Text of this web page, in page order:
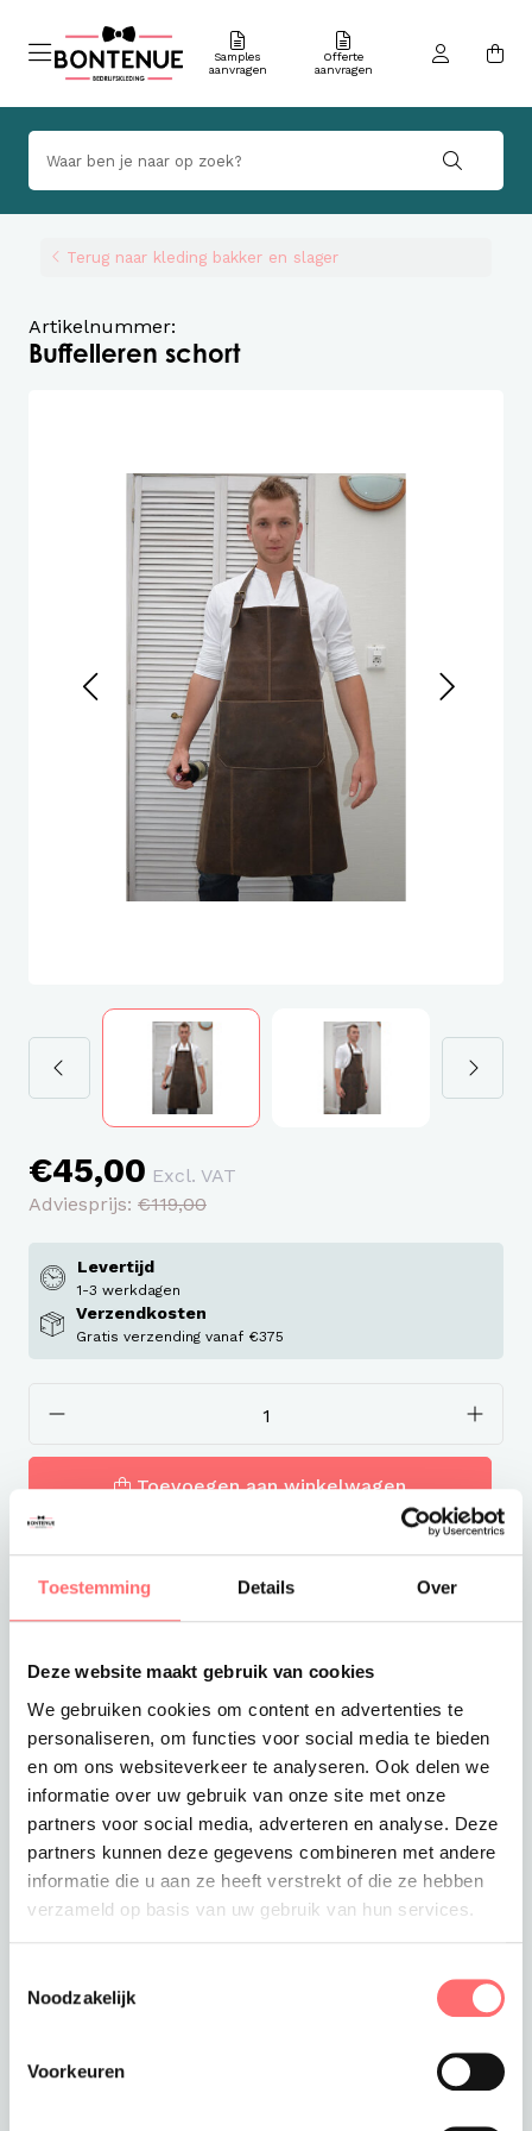
Toestemming Details Over
Deze website maakt gebruik van cookies
We gebruiken cookies om content en advertenties te
personaliseren, om functies voor social media te bieden
en om ons websiteverkeer te analyseren. Ook delen we
informatie over uw gebruik van onze site met onze
partners voor social media, adverteren en analyse. Deze
partners kunnen deze gegevens combineren met andere
informatie die u aan ze heeft verstrekt of die ze hebben
verzameld op basis van uw gebruik van hun services.
Noodzakelijk
Voorkeuren
Samples
aanvragen
Offerte
aanvragen
Terug naar kleding bakker en slager
Artikelnummer:
Buffelleren schort
€45,00 Excl. VAT
Adviesprijs: €119,00
Levertijd
1-3 werkdagen
Verzendkosten
Gratis verzending vanaf €375
Toevoegen aan winkelwagen
Offerte of sample aanvragen
Stop dit product dan in je winkelmandje en
vraag een offerte of sample aan.
Buffelleren schort
buffelleren schort is het ideale schort voor in